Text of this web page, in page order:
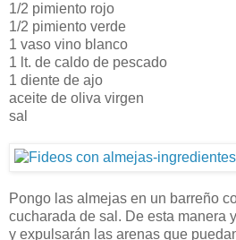
1/2 pimiento rojo
1/2 pimiento verde
1 vaso vino blanco
1 lt. de caldo de pescado
1 diente de ajo
aceite de oliva virgen
sal
Pongo las almejas en un barreño
cucharada de sal. De esta manera
y expulsarán las arenas que